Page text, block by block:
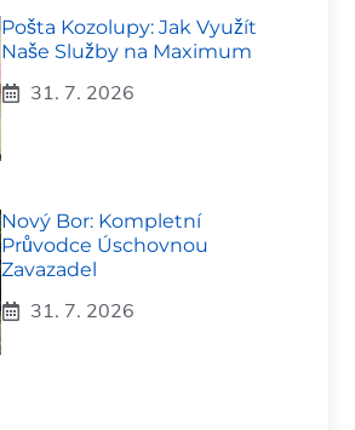
Pošta Kozolupy: Jak Využít
Naše Služby na Maximum
31. 7. 2026
Nový Bor: Kompletní
Průvodce Úschovnou
Zavazadel
31. 7. 2026